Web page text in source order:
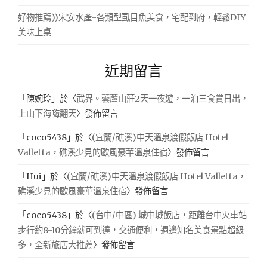
好物推薦))宋安水產-各類型虱目魚美食，宅配到府，輕鬆DIY
美味上桌
近期留言
「 陳婉玲 」於〈武界。蕓蘆山莊2天一夜遊，一泊三食賞日出，
上山下海嗨翻天〉發佈留言
「 coco5438 」於〈(宜蘭/礁溪)中天溫泉渡假飯店 Hotel
Valletta，礁溪少見的歐風豪華溫泉住宿〉發佈留言
「Hui 」於〈(宜蘭/礁溪)中天溫泉渡假飯店 Hotel Valletta，
礁溪少見的歐風豪華溫泉住宿〉發佈留言
「 coco5438 」於〈(台中/中區) 城中城飯店，距離台中火車站
步行約8-10分鐘就可到達，交通便利，週邊知名美食景點超級
多，全新旅店大推薦〉發佈留言